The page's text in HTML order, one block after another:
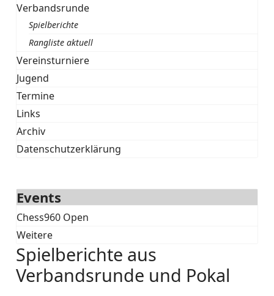
Verbandsrunde
Spielberichte
Rangliste aktuell
Vereinsturniere
Jugend
Termine
Links
Archiv
Datenschutzerklärung
Events
Chess960 Open
Weitere
Spielberichte aus
Verbandsrunde und Pokal